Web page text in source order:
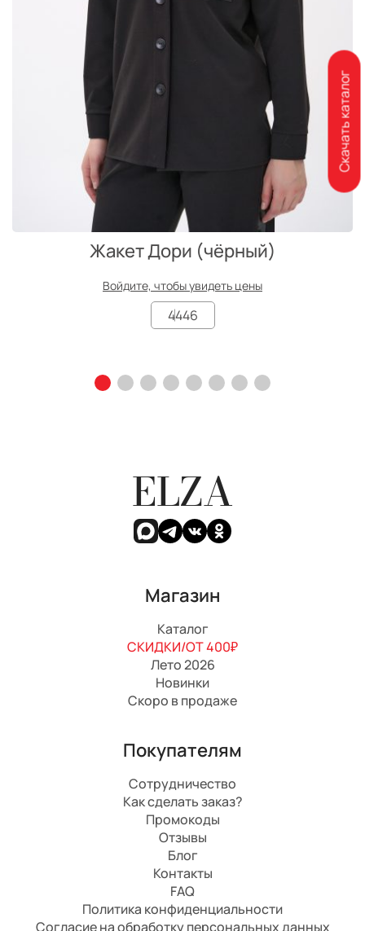
Жакет Дори (чёрный)
Войдите, чтобы увидеть цены
4446
ELZA
Магазин
Каталог
СКИДКИ/ОТ 400₽
Лето 2026
Новинки
Скоро в продаже
Покупателям
Сотрудничество
Как сделать заказ?
Промокоды
Отзывы
Блог
Контакты
FAQ
Политика конфиденциальности
Согласие на обработку персональных данных
Скачать каталог